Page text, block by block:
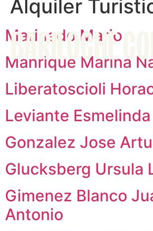
Alquiler
Marinado Mario
Manrique Marina
Liberatoscioli
Leviante Esmelinda
Gonzalez Jose
Glucksberg Ursula
Gimenez Blanco
Antonio